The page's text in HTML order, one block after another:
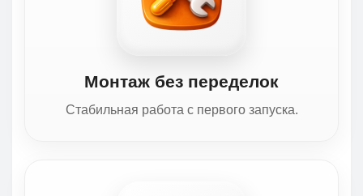
Монтаж без переделок
Стабильная работа с первого запуска.